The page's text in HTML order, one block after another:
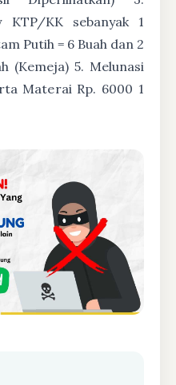
KTP/KK sebanyak 1
Putih = 6 Buah dan 2
(Kemeja) 5. Melunasi
Materai Rp. 6000 1